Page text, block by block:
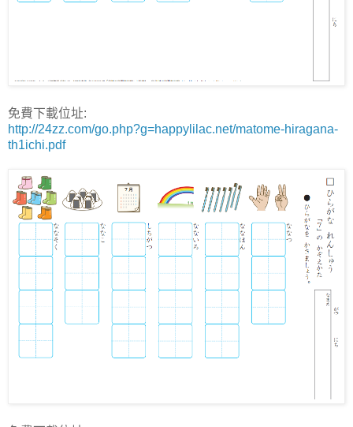
免費下載位址:
http://24zz.com/go.php?g=happylilac.net/matome-hiragana-
th1ichi.pdf